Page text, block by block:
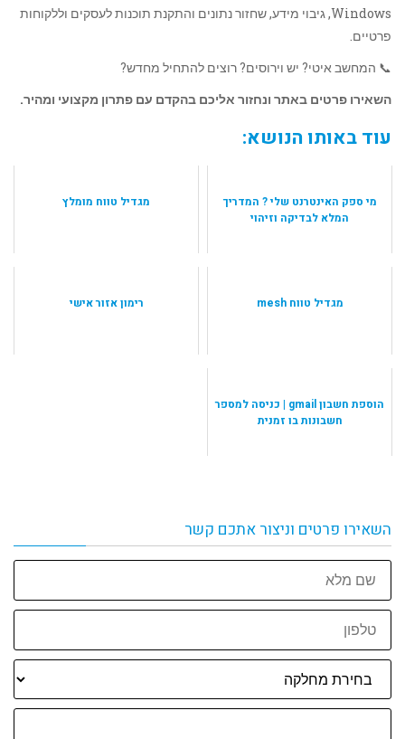
Windows, גיבוי מידע, שחזור נתונים והתקנת תוכנות לעסקים וללקוחות
פרטיים.
📞 המחשב איטי? יש וירוסים? רוצים להתחיל מחדש?
השאירו פרטים באתר ונחזור אליכם בהקדם עם פתרון מקצועי ומהיר.
עוד באותו הנושא:
מי ספק האינטרנט שלי ? המדריך
המלא לבדיקה וזיהוי
מגדיל טווח מומלץ
מגדיל טווח mesh רימון אזור אישי
הוספת חשבון gmail | כניסה למספר
חשבונות בו זמנית
השאירו פרטים וניצור אתכם קשר
שם
מלא
טלפון